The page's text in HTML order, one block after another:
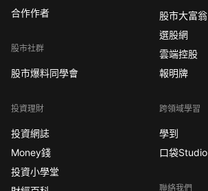
合作作者
股市社群
股市爆料同學會
投資理財
投資網誌
Money錢
投資小學堂
股市大富翁
選股網
雲端控股
報明牌
跨領域學習
學到
口袋Studio
聯絡我們